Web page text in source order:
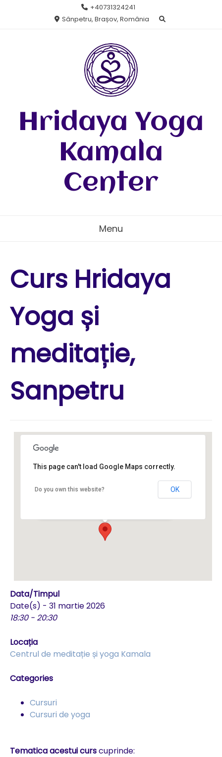
+40731324241
Sânpetru, Brașov, România
Hridaya Yoga
Kamala
Center
Menu
Curs Hridaya
Yoga și
meditație,
Sanpetru
Centrul de meditație și yoga
This page can't load Google Maps correctly.
Do you own this website? OK
Data/Timpul
Date(s) - 31 martie 2026
18:30 - 20:30
Locația
Centrul de meditație și yoga Kamala
Categories
Cursuri
Cursuri de yoga
Tematica acestui curscuprinde: